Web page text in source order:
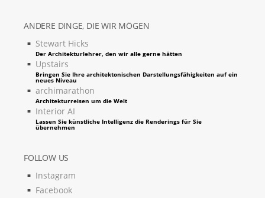
ANDERE DINGE, DIE WIR MÖGEN
Stewart Hicks
Der Architekturlehrer, den wir alle gerne hätten
Upstairs
Bringen Sie Ihre architektonischen Darstellungsfähigkeiten auf ein
neues Niveau
archimarathon
Architekturreisen um die Welt
Interior AI
Lassen Sie künstliche Intelligenz die Renderings für Sie
übernehmen
FOLLOW US
Instagram
Facebook